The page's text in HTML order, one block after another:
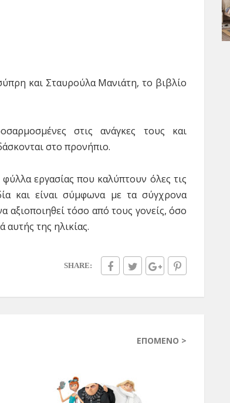
και Σταυρούλα Μανιάτη, το βιβλίο
στις ανάγκες τους και
στο προνήπιο.
εργασίας που καλύπτουν όλες τις
και είναι σύμφωνα με τα σύγχρονα
αξιοποιηθεί τόσο από τους γονείς, όσο
αυτής της ηλικίας.
SHARE:
ΕΠΌΜΕΝΟ >